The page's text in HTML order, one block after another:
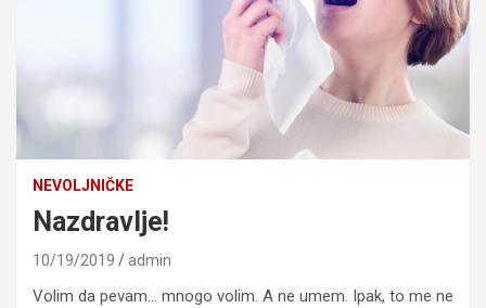
NEVOLJNIČKE
Nazdravlje!
10/19/2019 admin
Volim da pevam… mnogo volim. A ne umem. Ipak, to me ne